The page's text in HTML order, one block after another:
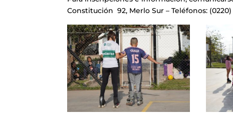
Constitución 92, Merlo Sur – Teléfonos: